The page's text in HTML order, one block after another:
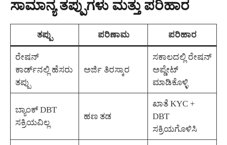
ಸಾಮಾನ್ಯ ತಪ್ಪುಗಳು ಮತ್ತು ಪರಿಹಾರ
ತಪ್ಪು ಪರಿಣಾಮ ಪರಿಹಾರ
ರೇಷನ್
ಕಾರ್ಡ್‌ನಲ್ಲಿ ಹೆಸರು
ತಪ್ಪು
ಅರ್ಜಿ ತಿರಸ್ಕಾರ
ಸಕಾಲದಲ್ಲಿ ರೇಷನ್
ಅಪ್ಡೇಟ್
ಮಾಡಿಕೊಳ್ಳಿ
ಬ್ಯಾಂಕ್ DBT
ಸಕ್ರಿಯವಿಲ್ಲ
ಹಣ ತಡ
ಖಾತೆ KYC +
DBT
ಸಕ್ರಿಯಗೊಳಿಸಿ